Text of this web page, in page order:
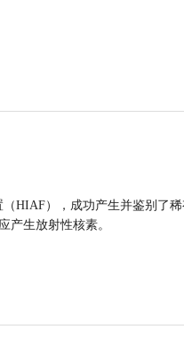
HIAF），成功产生并鉴别了
产生放射性核素。